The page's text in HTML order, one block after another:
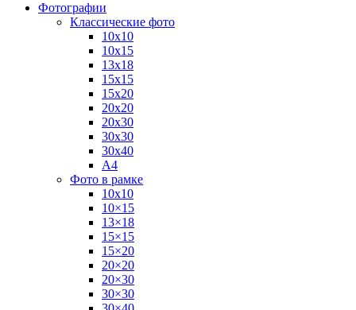
Фотографии
Классические фото
10х10
10х15
13х18
15х15
15х20
20х20
20х30
30х30
30х40
А4
Фото в рамке
10х10
10×15
13×18
15×15
15×20
20×20
20×30
30×30